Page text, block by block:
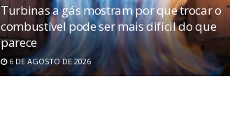
Turbinas a gás mostram por que trocar o
combustível pode ser mais difícil do que
parece
6 DE AGOSTO DE 2026